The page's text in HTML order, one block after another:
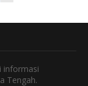
informasi
Tengah.